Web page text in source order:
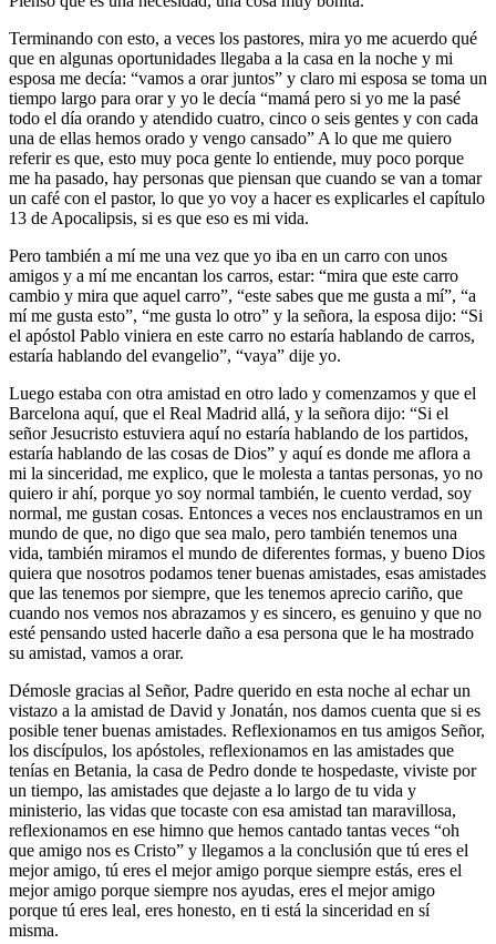
Terminando con esto, a veces los pastores, mira yo me acuerdo qué
que en algunas oportunidades llegaba a la casa en la noche y mi
esposa me decía: “vamos a orar juntos” y claro mi esposa se toma un
tiempo largo para orar y yo le decía “mamá pero si yo me la pasé
todo el día orando y atendido cuatro, cinco o seis gentes y con cada
una de ellas hemos orado y vengo cansado” A lo que me quiero
referir es que, esto muy poca gente lo entiende, muy poco porque
me ha pasado, hay personas que piensan que cuando se van a tomar
un café con el pastor, lo que yo voy a hacer es explicarles el capítulo
13 de Apocalipsis, si es que eso es mi vida.
Pero también a mí me una vez que yo iba en un carro con unos
amigos y a mí me encantan los carros, estar: “mira que este carro
cambio y mira que aquel carro”, “este sabes que me gusta a mí”, “a
mí me gusta esto”, “me gusta lo otro” y la señora, la esposa dijo: “Si
el apóstol Pablo viniera en este carro no estaría hablando de carros,
estaría hablando del evangelio”, “vaya” dije yo.
Luego estaba con otra amistad en otro lado y comenzamos y que el
Barcelona aquí, que el Real Madrid allá, y la señora dijo: “Si el
señor Jesucristo estuviera aquí no estaría hablando de los partidos,
estaría hablando de las cosas de Dios” y aquí es donde me aflora a
mi la sinceridad, me explico, que le molesta a tantas personas, yo no
quiero ir ahí, porque yo soy normal también, le cuento verdad, soy
normal, me gustan cosas. Entonces a veces nos enclaustramos en un
mundo de que, no digo que sea malo, pero también tenemos una
vida, también miramos el mundo de diferentes formas, y bueno Dios
quiera que nosotros podamos tener buenas amistades, esas amistades
que las tenemos por siempre, que les tenemos aprecio cariño, que
cuando nos vemos nos abrazamos y es sincero, es genuino y que no
esté pensando usted hacerle daño a esa persona que le ha mostrado
su amistad, vamos a orar.
Démosle gracias al Señor, Padre querido en esta noche al echar un
vistazo a la amistad de David y Jonatán, nos damos cuenta que si es
posible tener buenas amistades. Reflexionamos en tus amigos Señor,
los discípulos, los apóstoles, reflexionamos en las amistades que
tenías en Betania, la casa de Pedro donde te hospedaste, viviste por
un tiempo, las amistades que dejaste a lo largo de tu vida y
ministerio, las vidas que tocaste con esa amistad tan maravillosa,
reflexionamos en ese himno que hemos cantado tantas veces “oh
que amigo nos es Cristo” y llegamos a la conclusión que tú eres el
mejor amigo, tú eres el mejor amigo porque siempre estás, eres el
mejor amigo porque siempre nos ayudas, eres el mejor amigo
porque tú eres leal, eres honesto, en ti está la sinceridad en sí
misma.